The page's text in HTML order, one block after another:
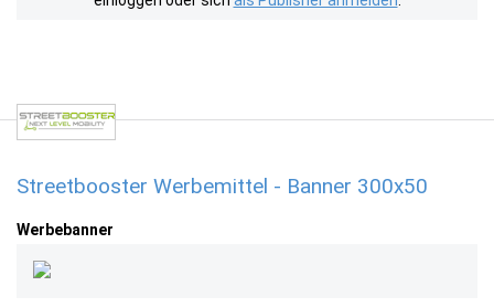
Streetbooster Werbemittel - Banner 300x50
Werbebanner